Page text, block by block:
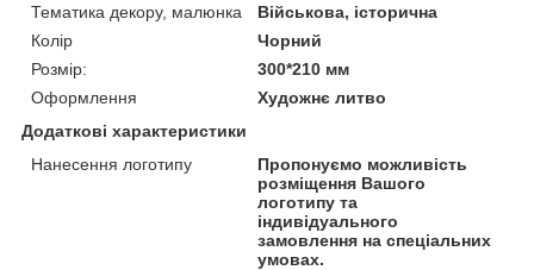
Тематика декору, малюнка
Військова, історична
Колір
Чорний
Розмір:
300*210 мм
Оформлення
Художнє литво
Додаткові характеристики
Нанесення логотипу
Пропонуємо можливість
розміщення Вашого
логотипу та
індивідуального
замовлення на спеціальних
умовах.